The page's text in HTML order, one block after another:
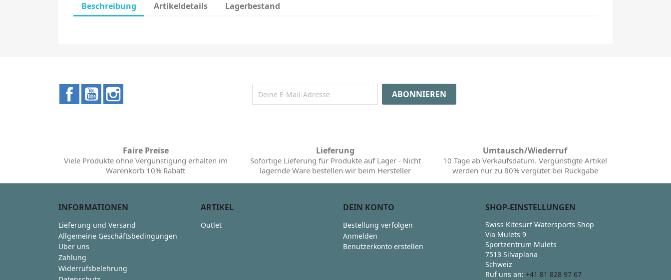
Beschreibung Artikeldetails Lagerbestand
FacebookYouTube
Faire Preise
Viele Produkte ohne Vergünstigung erhalten im
Warenkorb 10% Rabatt
Lieferung
Sofortige Lieferung für Produkte auf Lager - Nicht
lagernde Ware bestellen wir beim Hersteller
Umtausch/Wiederruf
10 Tage ab Verkaufsdatum. Vergünstigte Artikel
werden nur zu 80% vergütet bei Rückgabe
INFORMATIONEN
Lieferung und Versand
Allgemeine Geschäftsbedingungen
Über uns
Zahlung
Widerrufsbelehrung
ARTIKEL
Outlet
DEIN KONTO
Bestellung verfolgen
Anmelden
Benutzerkonto erstellen
SHOP-EINSTELLUNGEN
Swiss Kitesurf Watersports Shop
Via Mulets 9
Sportzentrum Mulets
7513 Silvaplana
Schweiz
Ruf uns an: +41 81 828 97 67